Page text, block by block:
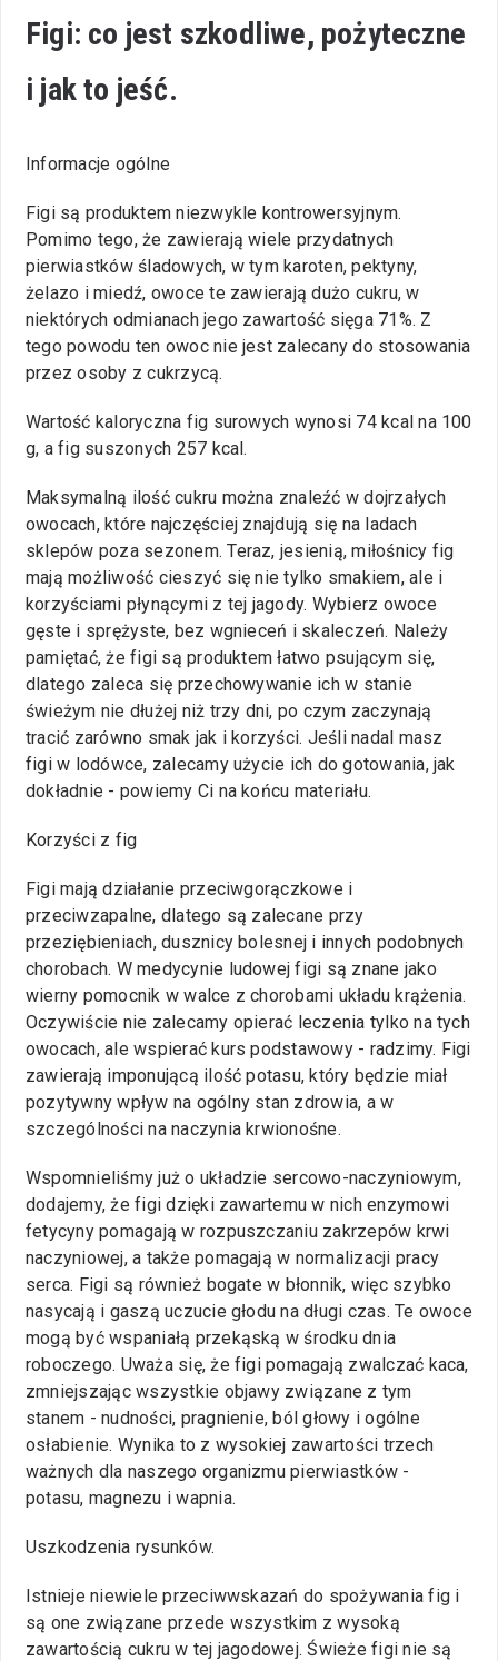
Figi: co jest szkodliwe, pożyteczne
i jak to jeść.
Informacje ogólne
Figi są produktem niezwykle kontrowersyjnym.
Pomimo tego, że zawierają wiele przydatnych
pierwiastków śladowych, w tym karoten, pektyny,
żelazo i miedź, owoce te zawierają dużo cukru, w
niektórych odmianach jego zawartość sięga 71%. Z
tego powodu ten owoc nie jest zalecany do stosowania
przez osoby z cukrzycą.
Wartość kaloryczna fig surowych wynosi 74 kcal na 100
g, a fig suszonych 257 kcal.
Maksymalną ilość cukru można znaleźć w dojrzałych
owocach, które najczęściej znajdują się na ladach
sklepów poza sezonem. Teraz, jesienią, miłośnicy fig
mają możliwość cieszyć się nie tylko smakiem, ale i
korzyściami płynącymi z tej jagody. Wybierz owoce
gęste i sprężyste, bez wgnieceń i skaleczeń. Należy
pamiętać, że figi są produktem łatwo psującym się,
dlatego zaleca się przechowywanie ich w stanie
świeżym nie dłużej niż trzy dni, po czym zaczynają
tracić zarówno smak jak i korzyści. Jeśli nadal masz
figi w lodówce, zalecamy użycie ich do gotowania, jak
dokładnie - powiemy Ci na końcu materiału.
Korzyści z fig
Figi mają działanie przeciwgorączkowe i
przeciwzapalne, dlatego są zalecane przy
przeziębieniach, dusznicy bolesnej i innych podobnych
chorobach. W medycynie ludowej figi są znane jako
wierny pomocnik w walce z chorobami układu krążenia.
Oczywiście nie zalecamy opierać leczenia tylko na tych
owocach, ale wspierać kurs podstawowy - radzimy. Figi
zawierają imponującą ilość potasu, który będzie miał
pozytywny wpływ na ogólny stan zdrowia, a w
szczególności na naczynia krwionośne.
Wspomnieliśmy już o układzie sercowo-naczyniowym,
dodajemy, że figi dzięki zawartemu w nich enzymowi
fetycyny pomagają w rozpuszczaniu zakrzepów krwi
naczyniowej, a także pomagają w normalizacji pracy
serca. Figi są również bogate w błonnik, więc szybko
nasycają i gaszą uczucie głodu na długi czas. Te owoce
mogą być wspaniałą przekąską w środku dnia
roboczego. Uważa się, że figi pomagają zwalczać kaca,
zmniejszając wszystkie objawy związane z tym
stanem - nudności, pragnienie, ból głowy i ogólne
osłabienie. Wynika to z wysokiej zawartości trzech
ważnych dla naszego organizmu pierwiastków -
potasu, magnezu i wapnia.
Uszkodzenia rysunków.
Istnieje niewiele przeciwwskazań do spożywania fig i
są one związane przede wszystkim z wysoką
zawartością cukru w tej jagodowej. Świeże figi nie są